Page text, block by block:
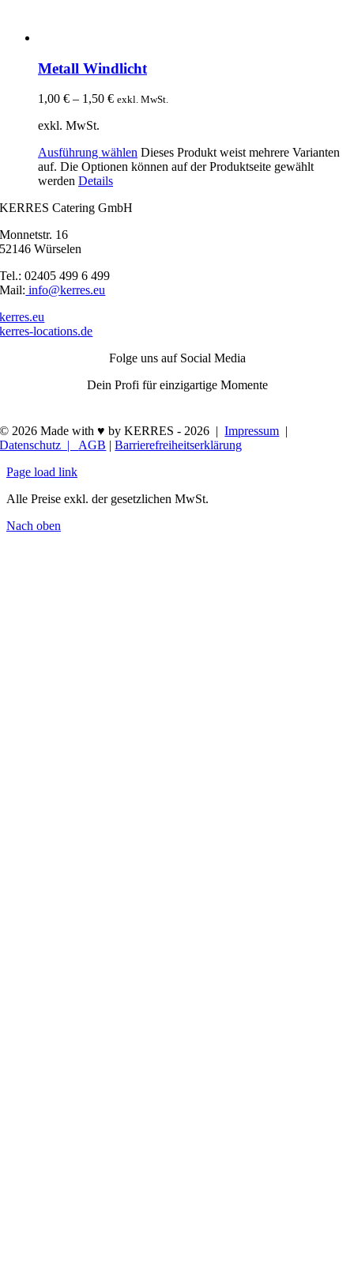
Metall Windlicht
1,00 € – 1,50 € exkl. MwSt.
exkl. MwSt.
Ausführung wählen Dieses Produkt weist mehrere Varianten
auf. Die Optionen können auf der Produktseite gewählt
werden Details
KERRES Catering GmbH
Monnetstr. 16
52146 Würselen
Tel.: 02405 499 6 499
Mail: info@kerres.eu
kerres.eu
kerres-locations.de
Folge uns auf Social Media
Dein Profi für einzigartige Momente
© 2026 Made with ♥ by KERRES -2026 |Impressum
Datenschutz |AGB |Barrierefreiheitserklärung
Page load link
Alle Preise exkl. der gesetzlichen MwSt.
Nach oben